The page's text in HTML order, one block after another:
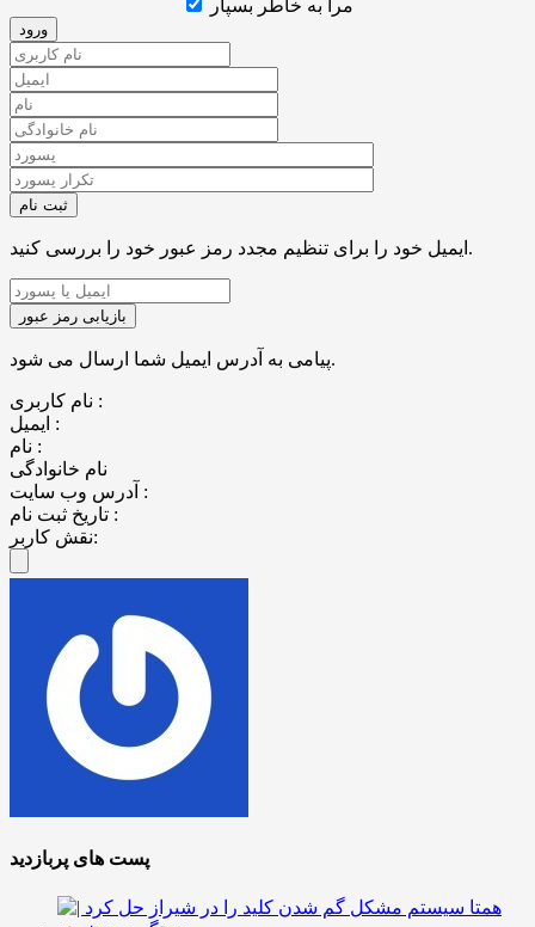
مرا به خاطر بسپار
ایمیل خود را برای تنظیم مجدد رمز عبور خود را بررسی کنید.
پیامی به آدرس ایمیل شما ارسال می شود.
نام کاربری :
ایمیل :
نام :
نام خانوادگی
آدرس وب سایت :
تاریخ ثبت نام :
نقش کاربر:
پست های پربازدید